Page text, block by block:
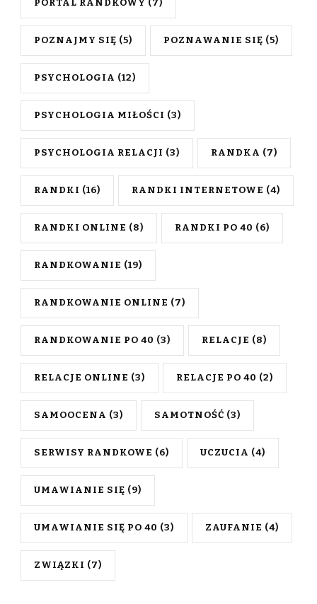
PORTAL RANDKOWY (7)
POZNAJMY SIĘ (5) POZNAWANIE SIĘ (5)
PSYCHOLOGIA (12)
PSYCHOLOGIA MIŁOŚCI (3)
PSYCHOLOGIA RELACJI (3) RANDKA (7)
RANDKI (16) RANDKI INTERNETOWE (4)
RANDKI ONLINE (8) RANDKI PO 40 (6)
RANDKOWANIE (19)
RANDKOWANIE ONLINE (7)
RANDKOWANIE PO 40 (3) RELACJE (8)
RELACJE ONLINE (3) RELACJE PO 40 (2)
SAMOOCENA (3) SAMOTNOŚĆ (3)
SERWISY RANDKOWE (6) UCZUCIA (4)
UMAWIANIE SIĘ (9)
UMAWIANIE SIĘ PO 40 (3) ZAUFANIE (4)
ZWIĄZKI (7)